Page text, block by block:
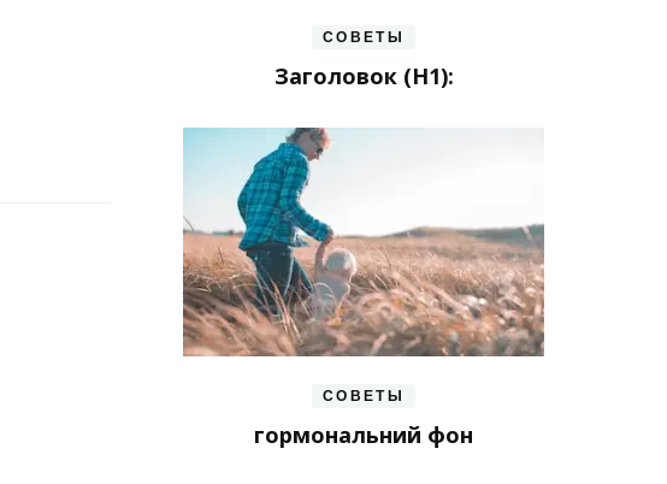
СОВЕТЫ
Заголовок (H1):
СОВЕТЫ
гормональний фон